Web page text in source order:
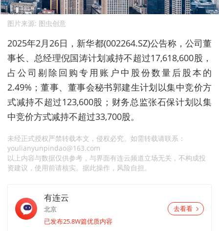
图片来源: 图虫创意
2025年2月26日，新华都(002264.SZ)公告称，公司董
事长、总经理倪国涛计划减持不超过17,618,600股，
占公司剔除回购专用账户中股份数量后股本的
2.49%；董事、董事会秘书郭建生计划以集中竞价方
式减持不超过123,600股；财务总监张石保计划以集
中竞价方式减持不超过33,700股。
未经正式授权严禁转载本文，侵权必究。如需转载请联系：
youlianyunpindao@163.com
以上内容与数据仅供参考，与界面有连云频道立场无关，不构成投
资建议，使用前请核实。据此操作，风险自担。
有连云
北京
已发布25.8W篇优质内容
去看看